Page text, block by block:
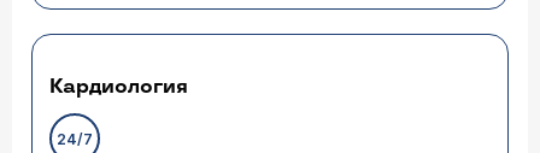
Кардиология
24/7